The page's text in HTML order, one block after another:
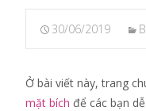
30/06/2019
Ở bài viết này, trang
mặt bích để các bạn